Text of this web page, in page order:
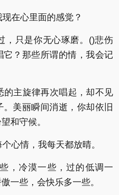
在心里面的感觉？
只是你无心琢磨。()悲伤
它？那些所谓的情，我会记
主旋律再次唱起，却不见
美丽瞬间消逝，你却依旧
和守候。
情，我每天都放晴。
冷漠一些，过的低调一
一些，会快乐多一些。